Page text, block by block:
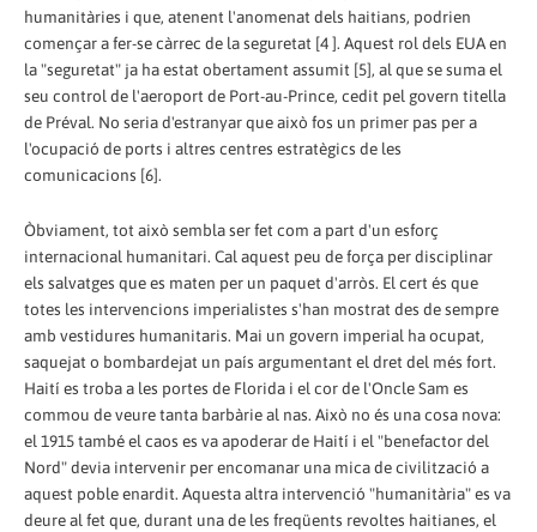
humanitàries i que, atenent l'anomenat dels haitians, podrien
començar a fer-se càrrec de la seguretat [4 ]. Aquest rol dels EUA en
la "seguretat" ja ha estat obertament assumit [5], al que se suma el
seu control de l'aeroport de Port-au-Prince, cedit pel govern titella
de Préval. No seria d'estranyar que això fos un primer pas per a
l'ocupació de ports i altres centres estratègics de les
comunicacions [6].
Òbviament, tot això sembla ser fet com a part d'un esforç
internacional humanitari. Cal aquest peu de força per disciplinar
els salvatges que es maten per un paquet d'arròs. El cert és que
totes les intervencions imperialistes s'han mostrat des de sempre
amb vestidures humanitaris. Mai un govern imperial ha ocupat,
saquejat o bombardejat un país argumentant el dret del més fort.
Haití es troba a les portes de Florida i el cor de l'Oncle Sam es
commou de veure tanta barbàrie al nas. Això no és una cosa nova:
el 1915 també el caos es va apoderar de Haití i el "benefactor del
Nord" devia intervenir per encomanar una mica de civilització a
aquest poble enardit. Aquesta altra intervenció "humanitària" es va
deure al fet que, durant una de les freqüents revoltes haitianes, el